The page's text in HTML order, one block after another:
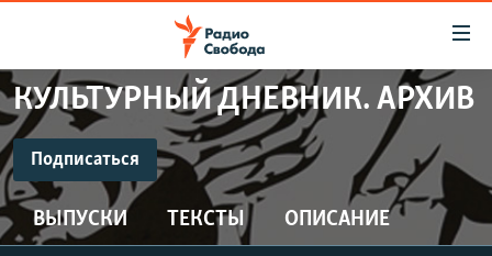
упрощенного
доступа
Вернуться
к
основному
содержанию
ПРОГРАММЫ
ПОДКАСТЫ
АВТОРСКИЕ ПРОЕКТЫ
ЦИТАТЫ СВОБОДЫ
КУЛЬТУРНЫЙ ДНЕВНИК. АРХИВ
Подписаться
ПОДПИСАТЬСЯ
ВЫПУСКИ ТЕКСТЫ ОПИСАНИЕ